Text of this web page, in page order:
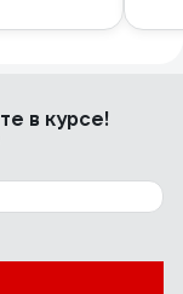
в курсе!